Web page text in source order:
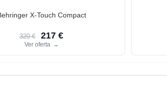
X-Touch Compact
320 € 217 €
Ver oferta →